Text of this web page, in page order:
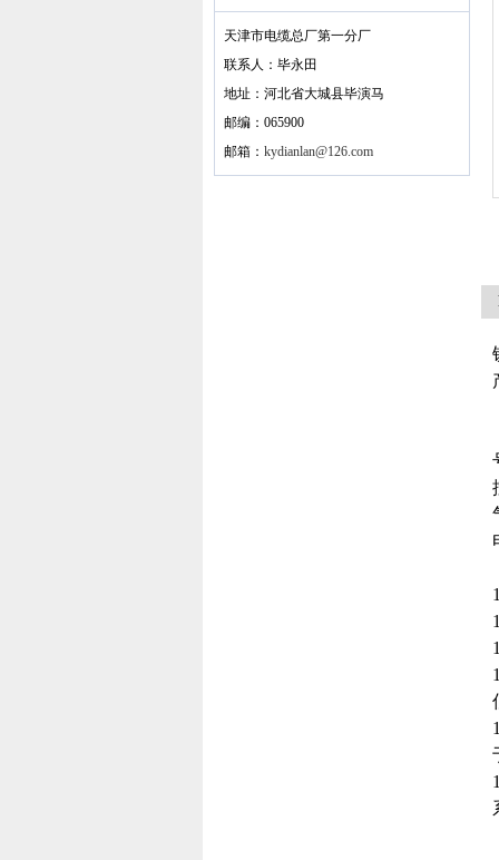
天津市电缆总厂第一分厂
联系人：毕永田
地址：河北省大城县毕演马
邮编：065900
邮箱： kydianlan@126.com